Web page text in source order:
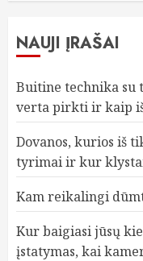
NAUJI ĮRAŠAI
Buitine technika su
verta pirkti ir kaip
Dovanos, kurios iš
tyrimai ir kur
Kam reikalingi
Kur baigiasi jūsų
įstatymas, kai